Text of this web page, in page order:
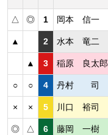
△ ◎ 1 岡本 信一
▲ 2 水本 竜二
▲ 3 稲原 良太郎
○ ○ 4 丹村 司
× × 5 川口 裕司
◎ △ 6 藤岡 一樹